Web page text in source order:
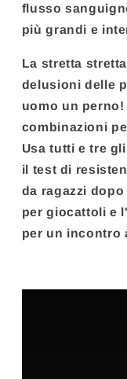
flusso
più grandi e
La stretta
delusioni delle
uomo un
combinazioni
Usa tutti e tre
il test di
da ragazzi
per giocattoli e
per un incontro